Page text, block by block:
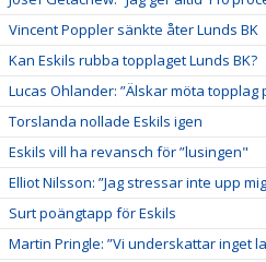
Vincent Poppler sänkte åter Lunds BK
Kan Eskils rubba topplaget Lunds BK?
Lucas Ohlander: ”Älskar möta topplag
Torslanda nollade Eskils igen
Eskils vill ha revansch för ”lusingen"
Elliot Nilsson: ”Jag stressar inte upp
Surt poängtapp för Eskils
Martin Pringle: ”Vi underskattar inget